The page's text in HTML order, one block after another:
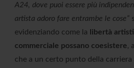
A24, dove puoi essere più
artista adoro fare entrambe le cose”
evidenziando come la
libertà
commerciale possano coesistere,
che a un certo punto della carriera